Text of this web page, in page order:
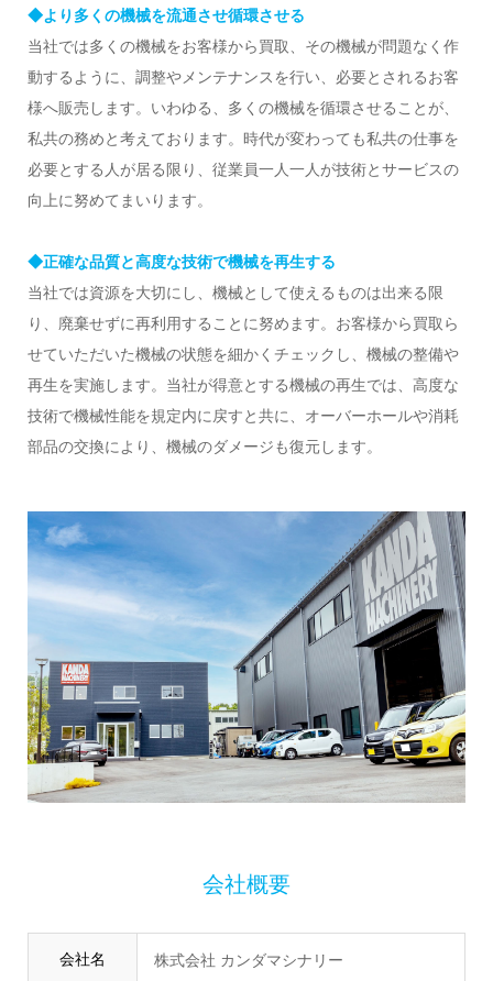
◆より多くの機械を流通させ循環させる
当社では多くの機械をお客様から買取、その機械が問題なく作
動するように、調整やメンテナンスを行い、必要とされるお客
様へ販売します。いわゆる、多くの機械を循環させることが、
私共の務めと考えております。時代が変わっても私共の仕事を
必要とする人が居る限り、従業員一人一人が技術とサービスの
向上に努めてまいります。
◆正確な品質と高度な技術で機械を再生する
当社では資源を大切にし、機械として使えるものは出来る限
り、廃棄せずに再利用することに努めます。お客様から買取ら
せていただいた機械の状態を細かくチェックし、機械の整備や
再生を実施します。当社が得意とする機械の再生では、高度な
技術で機械性能を規定内に戻すと共に、オーバーホールや消耗
部品の交換により、機械のダメージも復元します。
会社概要
会社名 株式会社 カンダマシナリー